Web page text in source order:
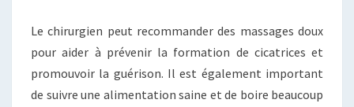
Le chirurgien peut recommander des massages doux
pour aider à prévenir la formation de cicatrices et
promouvoir la guérison. Il est également important
de suivre une alimentation saine et de boire beaucoup